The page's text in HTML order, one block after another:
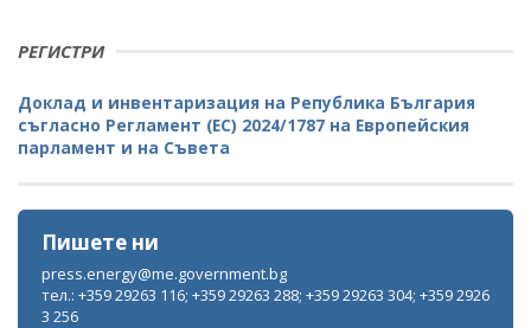
РЕГИСТРИ
Доклад и инвентаризация на Република България
съгласно Регламент (ЕС) 2024/1787 на Европейския
парламент и на Съвета
Пишете ни
press.energy@me.government.bg
тел.: +359 29263 116; +359 29263 288; +359 29263 304; +359 2926
3 256